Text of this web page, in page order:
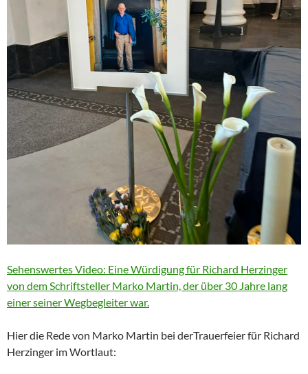
Sehenswertes Video: Eine Würdigung für Richard Herzinger
von dem Schriftsteller Marko Martin, der über 30 Jahre lang
einer seiner Wegbegleiter war.
Hier die Rede von Marko Martin bei derTrauerfeier für Richard
Herzinger im Wortlaut: